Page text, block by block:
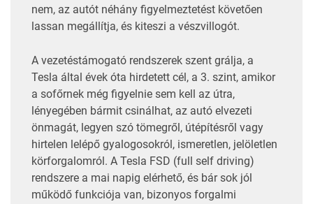
nem, az autót néhány figyelmeztetést követően
lassan megállítja, és kiteszi a vészvillogót.
A vezetéstámogató rendszerek szent grálja, a
Tesla által évek óta hirdetett cél, a 3. szint, amikor
a sofőrnek még figyelnie sem kell az útra,
lényegében bármit csinálhat, az autó elvezeti
önmagát, legyen szó tömegről, útépítésről vagy
hirtelen lelépő gyalogosokról, ismeretlen, jelöletlen
körforgalomról. A Tesla FSD (full self driving)
rendszere a mai napig elérhető, és bár sok jól
működő funkciója van, bizonyos forgalmi